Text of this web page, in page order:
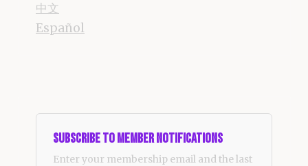
中文
Español
Subscribe to Member Notifications
Enter your membership email and the last